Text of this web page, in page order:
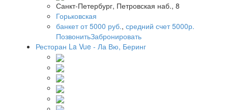
Санкт-Петербург, Петровская наб., 8
Горьковская
банкет от 5000 руб., средний счет 5000р.
ПозвонитьЗабронировать
Ресторан La Vue - Ла Вю, Беринг